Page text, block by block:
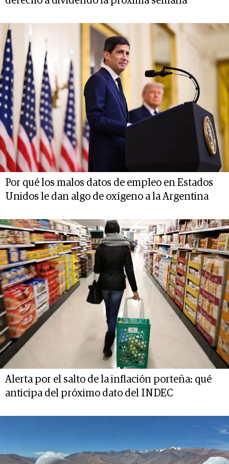
Por qué los malos datos de empleo en Estados
Unidos le dan algo de oxígeno a la Argentina
Alerta por el salto de la inflación porteña: qué
anticipa del próximo dato del INDEC